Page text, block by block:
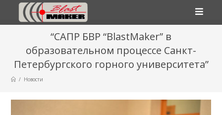
“САПР БВР “BlastMaker” в
образовательном процессе Санкт-
Петербургского горного университета”
/ Новости